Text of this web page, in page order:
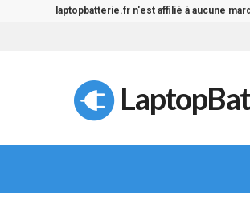
laptopbatterie.fr n'est affilié à aucune